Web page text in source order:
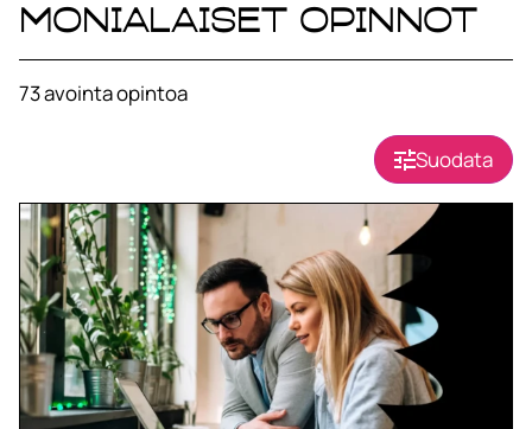
Monialaiset opinnot
73avointa opintoa
Suodata